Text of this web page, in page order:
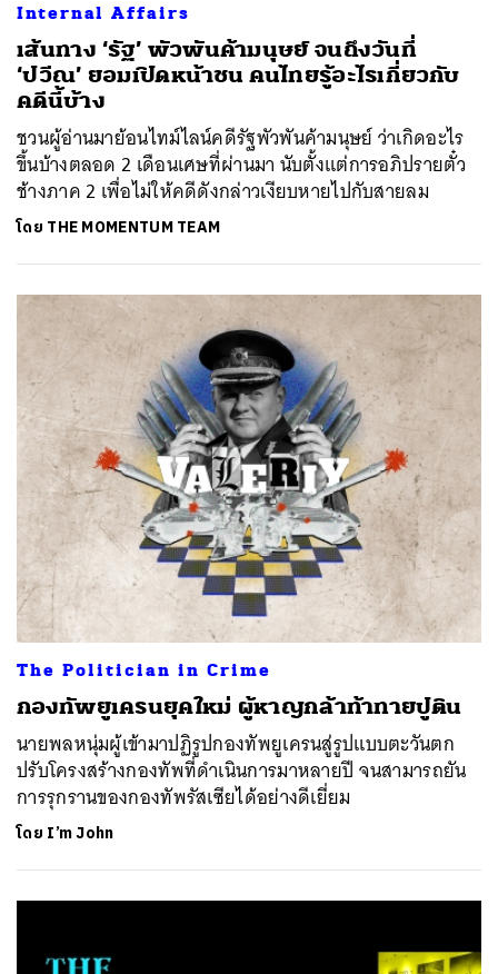
Internal Affairs
เส้นทาง ‘รัฐ’ พัวพันค้ามนุษย์ จนถึงวันที่
‘ปวีณ’ ยอมเปิดหน้าชน คนไทยรู้อะไรเกี่ยวกับ
คดีนี้บ้าง
ชวนผู้อ่านมาย้อนไทม์ไลน์คดีรัฐพัวพันค้ามนุษย์ ว่าเกิดอะไร
ขึ้นบ้างตลอด 2 เดือนเศษที่ผ่านมา นับตั้งแต่การอภิปรายตั๋ว
ช้างภาค 2 เพื่อไม่ให้คดีดังกล่าวเงียบหายไปกับสายลม
โดย THE MOMENTUM TEAM
The Politician in Crime
กองทัพยูเครนยุคใหม่ ผู้หาญกล้าท้าทายปูติน
นายพลหนุ่มผู้เข้ามาปฏิรูปกองทัพยูเครนสู่รูปแบบตะวันตก
ปรับโครงสร้างกองทัพที่ดำเนินการมาหลายปี จนสามารถยัน
การรุกรานของกองทัพรัสเซียได้อย่างดีเยี่ยม
โดย I’m John